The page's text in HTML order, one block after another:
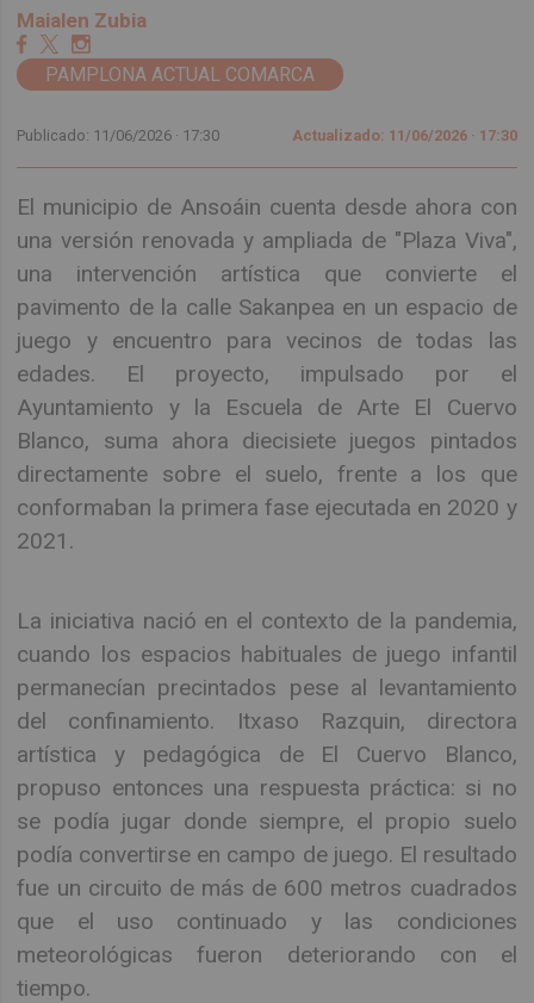
Maialen Zubia
PAMPLONA ACTUAL COMARCA
Publicado: 11/06/2026 · 17:30 Actualizado: 11/06/2026 · 17:30
El municipio de Ansoáin cuenta desde ahora con
una versión renovada y ampliada de "Plaza Viva",
una intervención artística que convierte el
pavimento de la calle Sakanpea en un espacio de
juego y encuentro para vecinos de todas las
edades. El proyecto, impulsado por el
Ayuntamiento y la Escuela de Arte El Cuervo
Blanco, suma ahora diecisiete juegos pintados
directamente sobre el suelo, frente a los que
conformaban la primera fase ejecutada en 2020 y
2021.
La iniciativa nació en el contexto de la pandemia,
cuando los espacios habituales de juego infantil
permanecían precintados pese al levantamiento
del confinamiento. Itxaso Razquin, directora
artística y pedagógica de El Cuervo Blanco,
propuso entonces una respuesta práctica: si no
se podía jugar donde siempre, el propio suelo
podía convertirse en campo de juego. El resultado
fue un circuito de más de 600 metros cuadrados
que el uso continuado y las condiciones
meteorológicas fueron deteriorando con el
tiempo.